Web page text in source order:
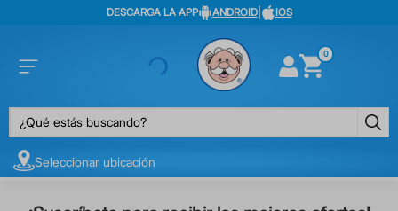
DESCARGA LA APP ANDROID| IOS
0
¿Qué estás buscando?
Seleccionar ubicación